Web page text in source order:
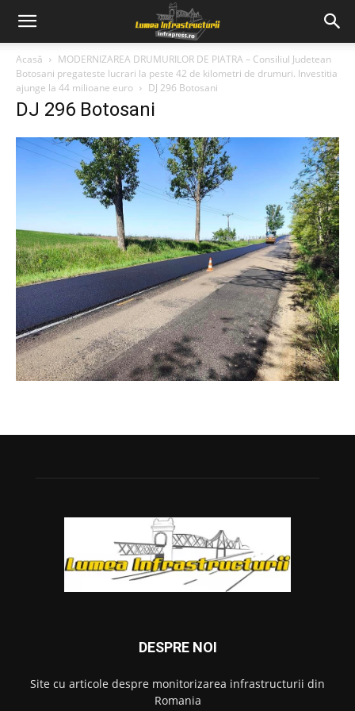
Acasă
MODERNIZAREA DRUMURILOR DE PIATRA – Consiliul Judetean
Botosani pregateste lucrari la peste 42 de kilometri de drumuri. Investitia
ajunge la 44 milioane euro
DJ 296 Botosani
DJ 296 Botosani
DESPRE NOI
Site cu articole despre monitorizarea infrastructurii din
Romania